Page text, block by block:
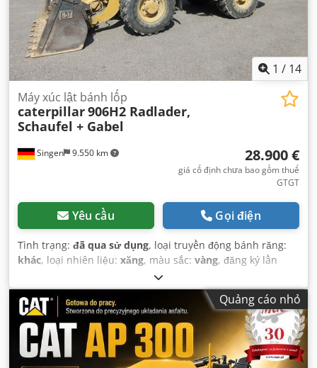
1 / 14
Singen 9.550 km
Máy xúc lật bánh lốp
caterpillar906H2 Radlader,
Schaufel + Gabel
28.900 €
giá cố định chưa bao gồm thuế
GTGT
Yêu cầu Gọi điện
Tình trạng: đã qua sử dụng, loại truyền động bánh răng:
khác, loại nhiên liệu: xăng, màu sắc: vàng, đăng ký lần
, hạng mục khí thải:
khác, Năm sản xuất:2013, giờ hoạt động:3.700 h, cabin
lái:khác Quảng cáo nhỏ